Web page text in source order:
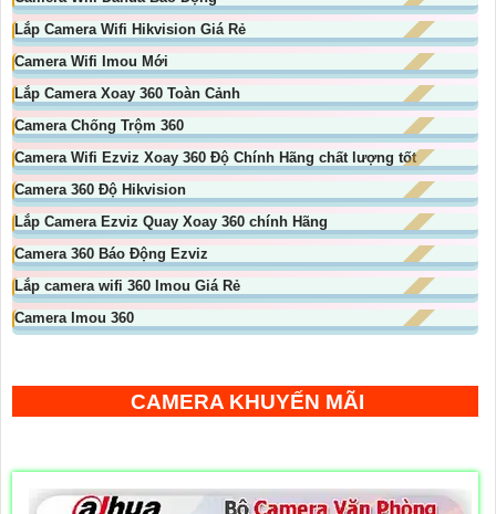
Lắp Camera Wifi Hikvision Giá Rẻ
Camera Wifi Imou Mới
Lắp Camera Xoay 360 Toàn Cảnh
Camera Chống Trộm 360
Camera Wifi Ezviz Xoay 360 Độ Chính Hãng chất lượng tốt
Camera 360 Độ Hikvision
Lắp Camera Ezviz Quay Xoay 360 chính Hãng
Camera 360 Báo Động Ezviz
Lắp camera wifi 360 Imou Giá Rẻ
Camera Imou 360
CAMERA KHUYẾN MÃI